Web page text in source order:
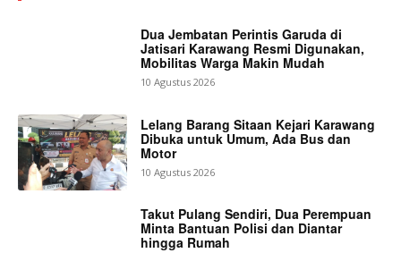
Dua Jembatan Perintis Garuda di
Jatisari Karawang Resmi Digunakan,
Mobilitas Warga Makin Mudah
10 Agustus 2026
Lelang Barang Sitaan Kejari Karawang
Dibuka untuk Umum, Ada Bus dan
Motor
10 Agustus 2026
Takut Pulang Sendiri, Dua Perempuan
Minta Bantuan Polisi dan Diantar
hingga Rumah